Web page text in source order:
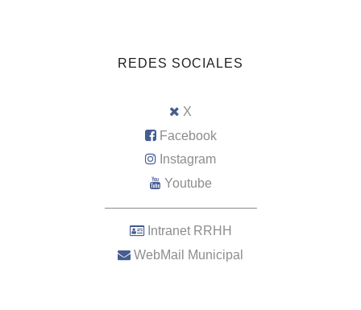
REDES SOCIALES
X
Facebook
Instagram
Youtube
–––––––––––––––––––––
Intranet RRHH
WebMail Municipal